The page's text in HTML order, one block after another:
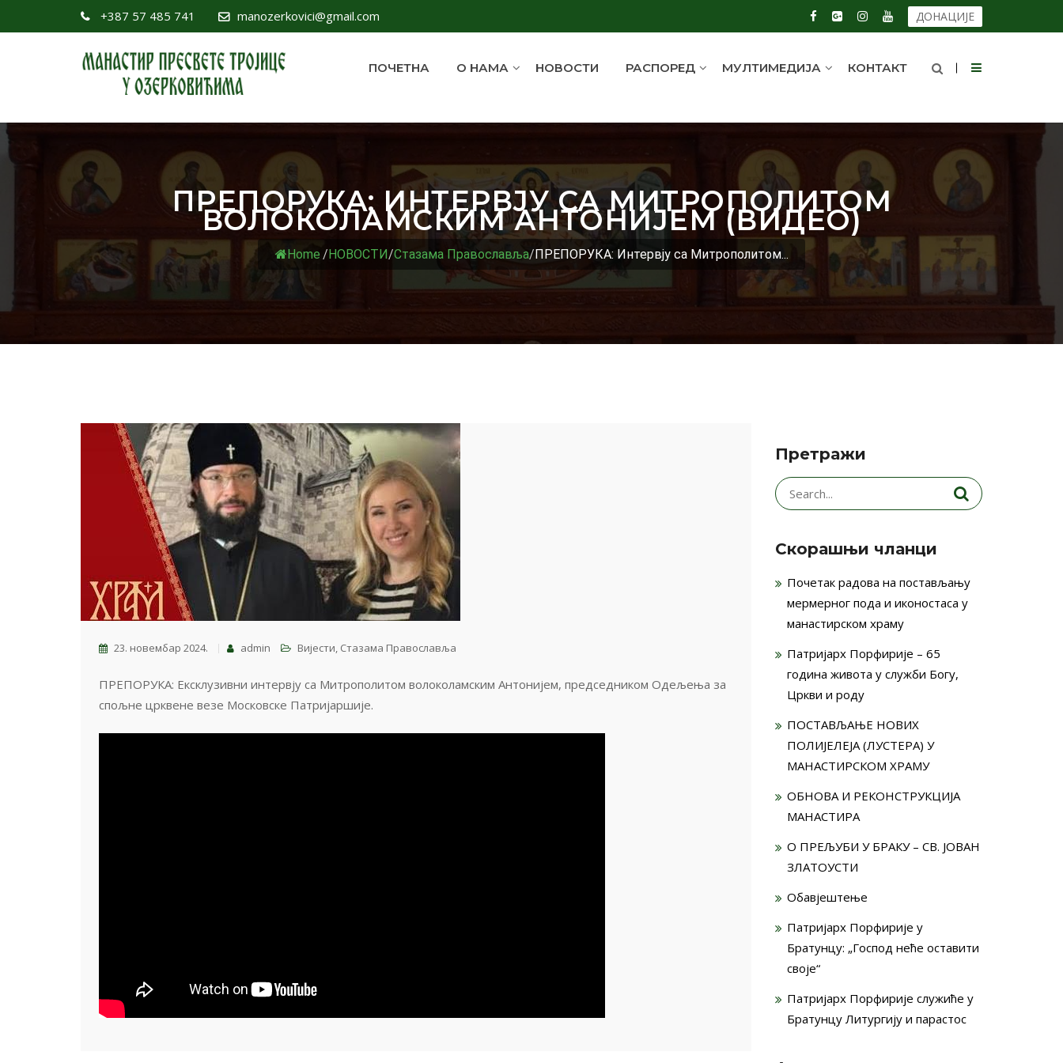
+387 57 485 741 manozerkovici@gmail.com ДОНАЦИЈЕ
ПОЧЕТНА О НАМА НОВОСТИ РАСПОРЕД МУЛТИМЕДИЈА КОНТАКТ
ПРЕПОРУКА: ИНТЕРВЈУ СА МИТРОПОЛИТОМ
ВОЛОКОЛАМСКИМ АНТОНИЈЕМ (ВИДЕО)
Home /НОВОСТИ/Стазама Православља/ПРЕПОРУКА: Интервју са Митрополитом...
23. новембар 2024. admin Вијести, Стазама Православља
ПРЕПОРУКА: Ексклузивни интервју са Митрополитом волоколамским Антонијем, председником Одељења за
спољне црквене везе Московске Патријаршије.
Претражи
Search
for:
Скорашњи чланци
Почетак радова на постављању
мермерног пода и иконостаса у
манастирском храму
Патријарх Порфирије – 65
година живота у служби Богу,
Цркви и роду
ПОСТАВЉАЊЕ НОВИХ
ПОЛИЈЕЛЕЈА (ЛУСТЕРА) У
МАНАСТИРСКОМ ХРАМУ
ОБНОВА И РЕКОНСТРУКЦИЈА
МАНАСТИРА
О ПРЕЉУБИ У БРАКУ – СВ. ЈОВАН
ЗЛАТОУСТИ
Обавјештење
Патријарх Порфирије у
Братунцу: „Господ неће оставити
своје“
Патријарх Порфирије служиће у
Братунцу Литургију и парастос